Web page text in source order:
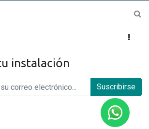
instalación
Suscribirse